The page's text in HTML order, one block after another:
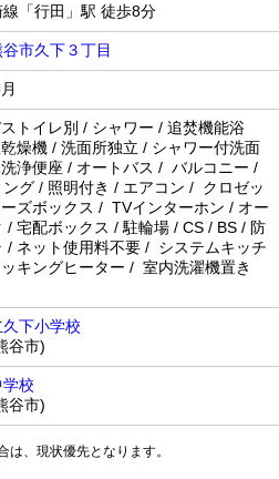
線「行田」駅 徒歩8分
市久下３丁目
トイレ別 / シャワー / 追焚機能浴
燥機 / 洗面所独立 / シャワー付洗面
浄便座 / オートバス / バルコニー /
ング / 照明付き / エアコン / クロゼッ
ーズボックス / TVインターホン / オー
/ 宅配ボックス / 駐輪場 / CS / BS / 防
/ ネット使用料不要 / システムキッチ
キングヒーター / 室内洗濯機置き
久下小学校
谷市)
校
谷市)
、現状優先となります。